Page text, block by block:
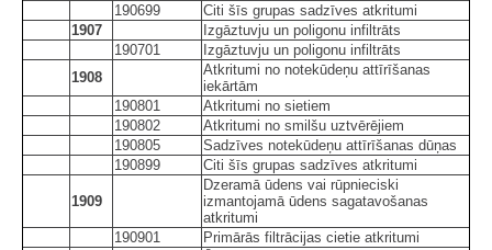
190699
Citi šīs grupas sadzīves atkritumi
1907
Izgāztuvju un poligonu infiltrāts
190701
Izgāztuvju un poligonu infiltrāts
1908
Atkritumi no notekūdeņu attīrīšanas
iekārtām
190801
Atkritumi no sietiem
190802
Atkritumi no smilšu uztvērējiem
190805
Sadzīves notekūdeņu attīrīšanas dūņas
190899
Citi šīs grupas sadzīves atkritumi
1909
Dzeramā ūdens vai rūpnieciski
izmantojamā ūdens sagatavošanas
atkritumi
190901
Primārās filtrācijas cietie atkritumi